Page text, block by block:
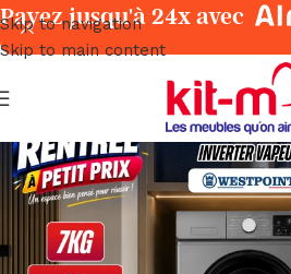
Skip to navigation
Skip to main content
Payez jusqu'à 24x avec